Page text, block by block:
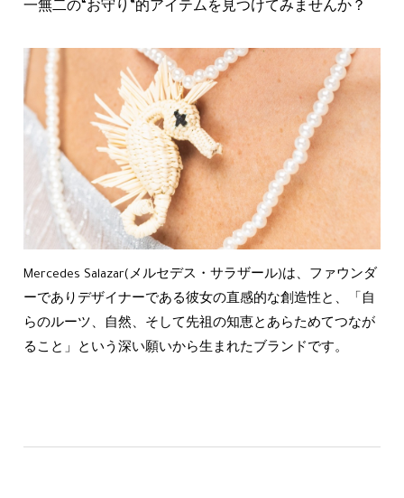
一無二の“お守り”的アイテムを見つけてみませんか？
Mercedes Salazar(メルセデス・サラザール)は、ファウンダ
ーでありデザイナーである彼女の直感的な創造性と、「自
らのルーツ、自然、そして先祖の知恵とあらためてつなが
ること」という深い願いから生まれたブランドです。